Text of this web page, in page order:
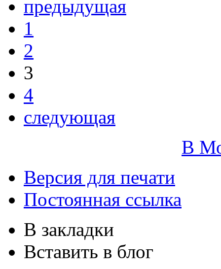
предыдущая
1
2
3
4
следующая
В
Версия для печати
Постоянная ссылка
В закладки
Вставить в блог